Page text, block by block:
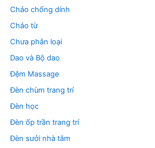
Chảo chống dính
Chảo từ
Chưa phân loại
Dao và Bộ dao
Đệm Massage
Đèn chùm trang trí
Đèn học
Đèn ốp trần trang trí
Đèn sưởi nhà tắm